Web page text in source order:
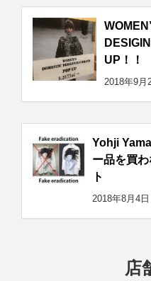
UP！！
2018年9月
Yohji
ー品を買
ト
2018年8月4日
店